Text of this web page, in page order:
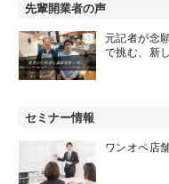
先輩開業者の声
元記者が念
で挑む、新
セミナー情報
ワンオペ店